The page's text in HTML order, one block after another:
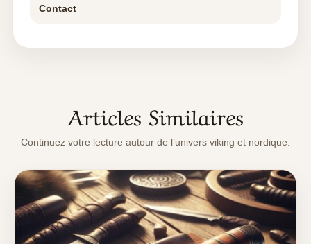
Contact
Articles Similaires
Continuez votre lecture autour de l’univers viking et nordique.